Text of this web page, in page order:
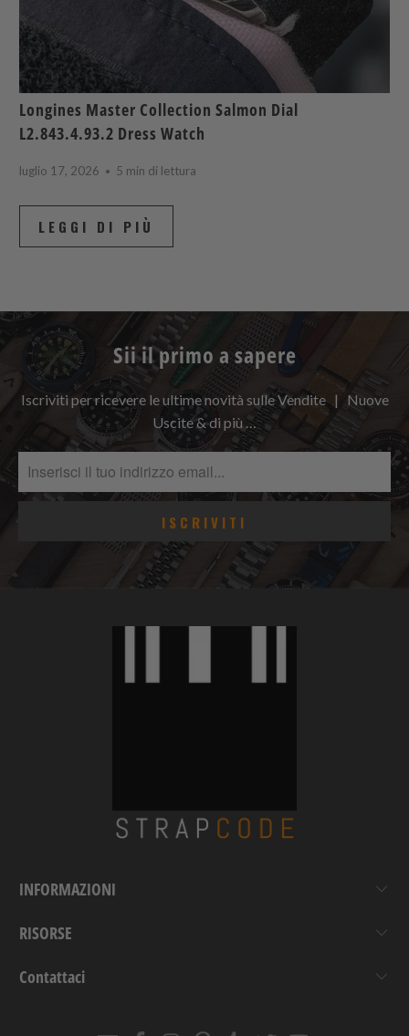
Longines Master Collection Salmon Dial
L2.843.4.93.2 Dress Watch
luglio 17, 2026 5 min di lettura
LEGGI DI PIÙ
Sii il primo a sapere
Iscriviti per ricevere le ultime novità sulle Vendite | Nuove
Uscite & di più …
INFORMAZIONI
RISORSE
Contattaci